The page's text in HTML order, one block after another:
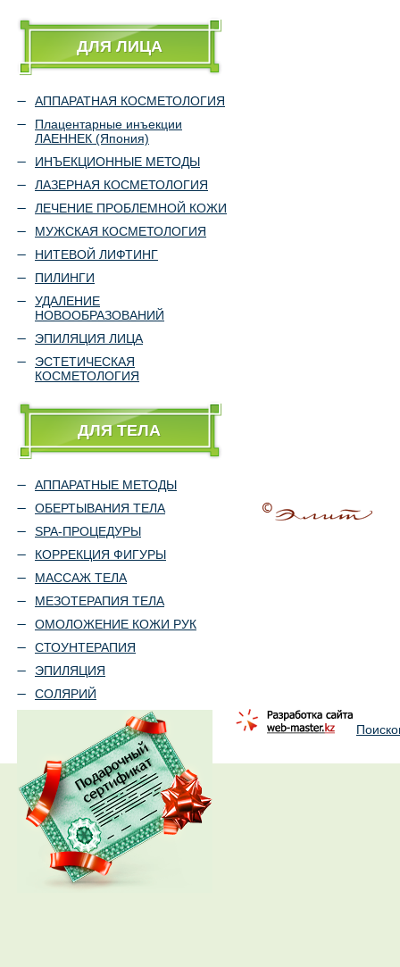
ДЛЯ ЛИЦА
АППАРАТНАЯ КОСМЕТОЛОГИЯ
Плацентарные инъекции
ЛАЕННЕК (Япония)
ИНЪЕКЦИОННЫЕ МЕТОДЫ
ЛАЗЕРНАЯ КОСМЕТОЛОГИЯ
ЛЕЧЕНИЕ ПРОБЛЕМНОЙ КОЖИ
МУЖСКАЯ КОСМЕТОЛОГИЯ
НИТЕВОЙ ЛИФТИНГ
ПИЛИНГИ
УДАЛЕНИЕ
НОВООБРАЗОВАНИЙ
ЭПИЛЯЦИЯ ЛИЦА
ЭСТЕТИЧЕСКАЯ
КОСМЕТОЛОГИЯ
ДЛЯ ТЕЛА
АППАРАТНЫЕ МЕТОДЫ
ОБЕРТЫВАНИЯ ТЕЛА
SPA-ПРОЦЕДУРЫ
КОРРЕКЦИЯ ФИГУРЫ
МАССАЖ ТЕЛА
МЕЗОТЕРАПИЯ ТЕЛА
ОМОЛОЖЕНИЕ КОЖИ РУК
СТОУНТЕРАПИЯ
ЭПИЛЯЦИЯ
СОЛЯРИЙ